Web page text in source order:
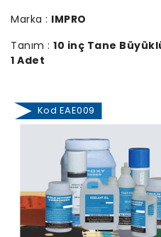
Marka : IMPRO
Tanım : 10 inç Tane
1 Adet
Kod EAE009